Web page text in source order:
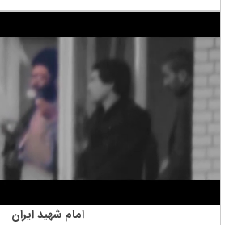
امام شهید ایران